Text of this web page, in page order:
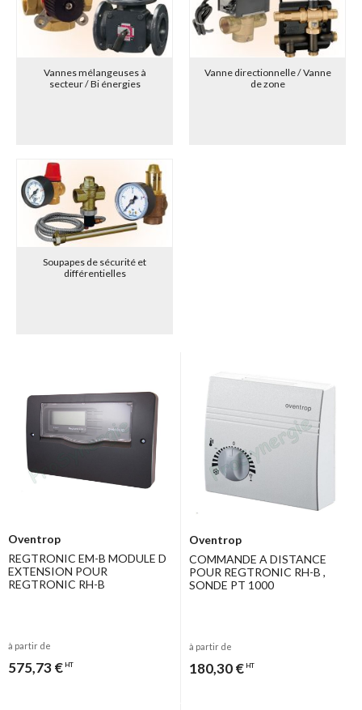
Vannes mélangeuses à
secteur / Bi énergies
Vanne directionnelle / Vanne
de zone
Soupapes de sécurité et
différentielles
Oventrop
REGTRONIC EM-B MODULE D
EXTENSION POUR
REGTRONIC RH-B
à partir de
575,73 € HT
Oventrop
COMMANDE A DISTANCE
POUR REGTRONIC RH-B ,
SONDE PT 1000
à partir de
180,30 € HT